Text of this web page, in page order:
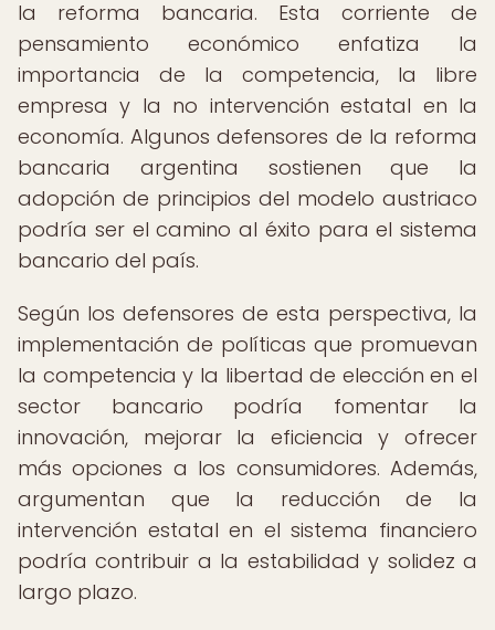
la reforma bancaria. Esta corriente de
pensamiento económico enfatiza la
importancia de la competencia, la libre
empresa y la no intervención estatal en la
economía. Algunos defensores de la reforma
bancaria argentina sostienen que la
adopción de principios del modelo austriaco
podría ser el camino al éxito para el sistema
bancario del país.
Según los defensores de esta perspectiva, la
implementación de políticas que promuevan
la competencia y la libertad de elección en el
sector bancario podría fomentar la
innovación, mejorar la eficiencia y ofrecer
más opciones a los consumidores. Además,
argumentan que la reducción de la
intervención estatal en el sistema financiero
podría contribuir a la estabilidad y solidez a
largo plazo.